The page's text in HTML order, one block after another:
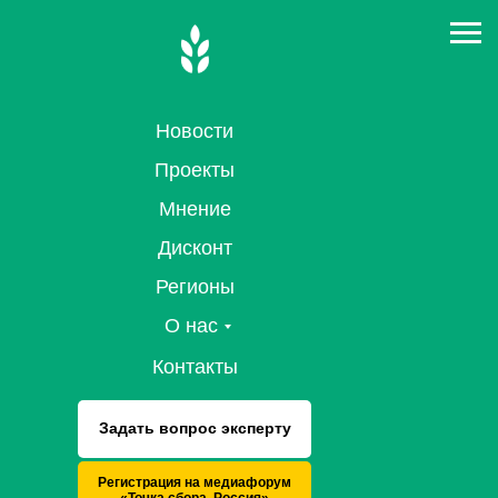
Новости
Проекты
Мнение
Дисконт
Регионы
О нас
Контакты
Задать вопрос эксперту
Регистрация на медиафорум